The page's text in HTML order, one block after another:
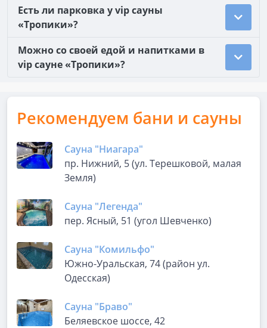
Есть ли парковка у vip сауны
«Тропики»?
Можно со своей едой и напитками в
vip сауне «Тропики»?
Рекомендуем бани и сауны
Сауна "Ниагара"
пр. Нижний, 5 (ул. Терешковой, малая
Земля)
Сауна "Легенда"
пер. Ясный, 51 (угол Шевченко)
Сауна "Комильфо"
Южно-Уральская, 74 (район ул.
Одесская)
Сауна "Браво"
Беляевское шоссе, 42